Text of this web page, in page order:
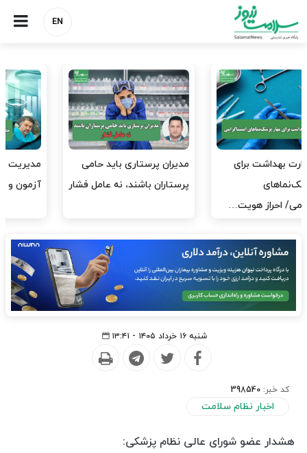
EN
مدیران پرستاری باید حامی
پرستاران باشند، نه عامل فشار
مدیریت سلامت، میدان
آزمون و خطا نیست
شنبه ۱۶ خرداد ۱۴۰۵ - ۱۳:۴۱
کد خبر: 398540
اخبار نظام سلامت
هشدار عضو شورای عالی نظام پزشکی: